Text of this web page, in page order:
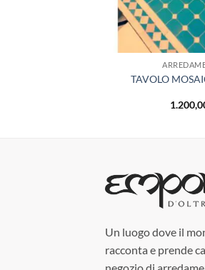
TAVOLO
Un luogo dove il
racconta e prende